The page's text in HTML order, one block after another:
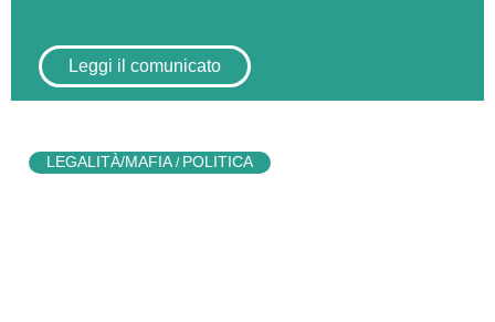
Leggi il comunicato
LEGALITÀ/MAFIA/ POLITICA